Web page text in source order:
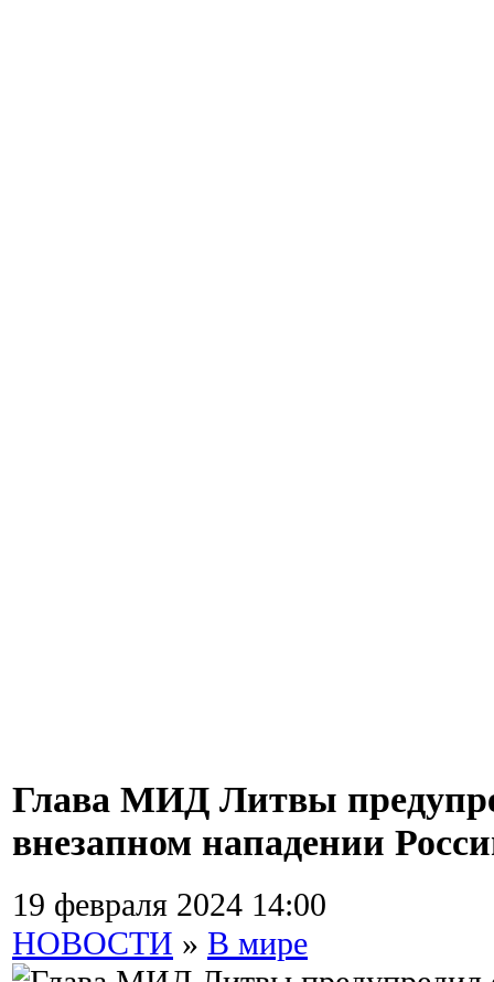
Глава МИД Литвы
внезапном нападении
19 февраля 2024 14:00
НОВОСТИ » В мире